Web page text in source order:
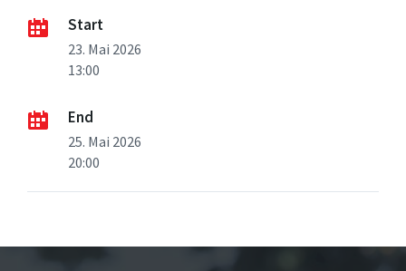
Start
23. Mai 2026
13:00
End
25. Mai 2026
20:00